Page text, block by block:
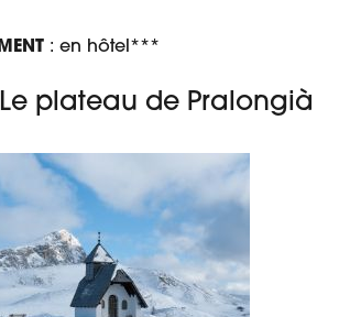
: en hôtel***
plateau de Pralongià